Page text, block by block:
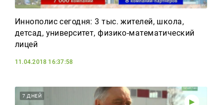
Иннополис сегодня: 3 тыс. жителей, школа,
детсад, университет, физико-математический
лицей
11.04.2018 16:37:58
7 ДНЕЙ